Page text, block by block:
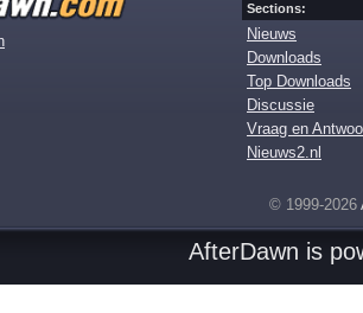
Sections:
Nieuws
Downloads
Top Downloads
Discussie
Vraag en
Nieuws2.nl
© 1999-2026
AfterDawn is